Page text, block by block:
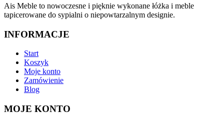
Ais Meble to nowoczesne i pięknie wykonane łóżka i meble
tapicerowane do sypialni o niepowtarzalnym designie.
INFORMACJE
Start
Koszyk
Moje konto
Zamówienie
Blog
MOJE KONTO